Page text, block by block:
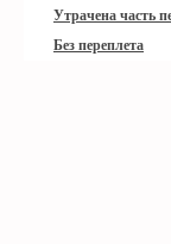
Утрачена часть
Без переплета